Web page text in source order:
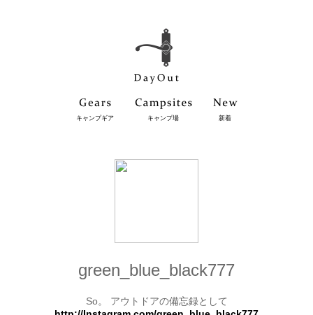
キャンプギア キャンプ場 新着
green_blue_black777
So。 アウトドアの備忘録として